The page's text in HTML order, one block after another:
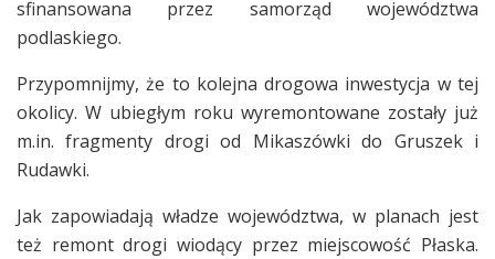
sfinansowana przez samorząd województwa
podlaskiego.
Przypomnijmy, że to kolejna drogowa inwestycja w tej
okolicy. W ubiegłym roku wyremontowane zostały już
m.in. fragmenty drogi od Mikaszówki do Gruszek i
Rudawki.
Jak zapowiadają władze województwa, w planach jest
też remont drogi wiodący przez miejscowość Płaska.